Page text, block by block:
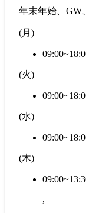
年末年始、GW
(月 )
(火)
(水)
(木)
,